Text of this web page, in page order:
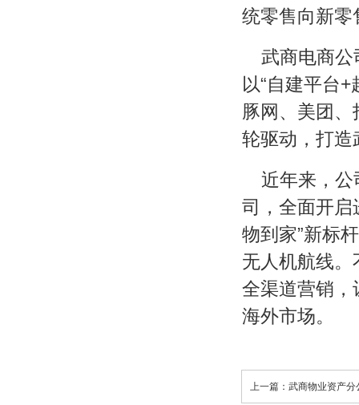
统零售向新零
武商电商公
以“自建平台
豚网、美团
轮驱动，打造
近年来，公
司，全面开启
物到家”新标
无人机航线
全渠道营销，
海外市场。
上一篇：武商物业资产分